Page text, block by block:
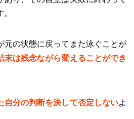
元の状態に戻ってまた泳ぐことが
末は残念ながら変えることができ
自分の判断を決して否定しないよ